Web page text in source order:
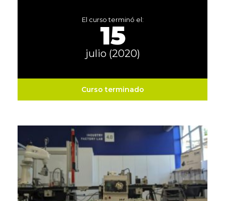
El curso terminó el:
15
julio (2020)
Curso terminado